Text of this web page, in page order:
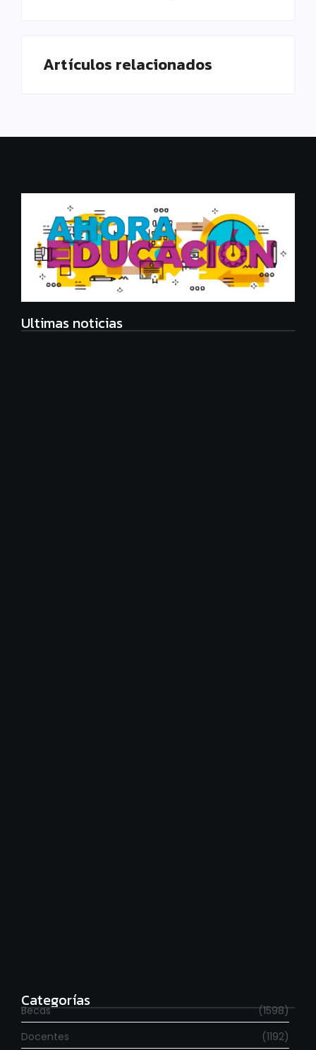
Artículos relacionados
Ultimas noticias
Categorías
Becas
(1598)
Docentes
(1192)